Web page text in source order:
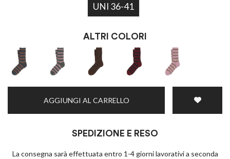
UNI 36-41
ALTRI COLORI
AGGIUNGI AL CARRELLO
SPEDIZIONE E RESO
La consegna sarà effettuata entro 1-4 giorni lavorativi a seconda